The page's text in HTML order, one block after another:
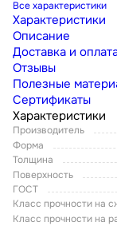
Все характеристики
Характеристики
Описание
Доставка и
Отзывы
Полезные
Сертификаты
Характеристики
Производитель
Форма
Толщина
Поверхность
ГОСТ
Класс прочности на
Класс прочности на